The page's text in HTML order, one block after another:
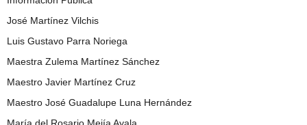
José Martínez Vilchis
Luis Gustavo Parra Noriega
Maestra Zulema Martínez Sánchez
Maestro Javier Martínez Cruz
Maestro José Guadalupe Luna Hernández